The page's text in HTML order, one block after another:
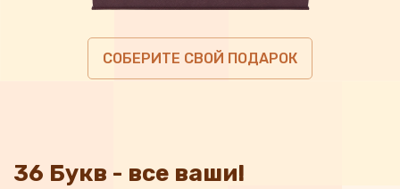
СОБЕРИТЕ СВОЙ ПОДАРОК
36 Букв - все ваши!